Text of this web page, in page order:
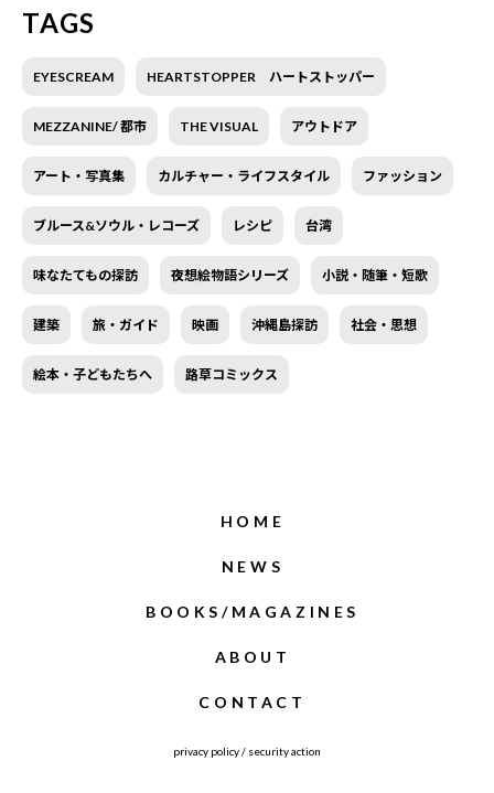
TAGS
EYESCREAM HEARTSTOPPER ハートストッパー
MEZZANINE/ 都市 THE VISUAL アウトドア
アート・写真集 カルチャー・ライフスタイル ファッション
ブルース&ソウル・レコーズ レシピ 台湾
味なたてもの探訪 夜想絵物語シリーズ 小説・随筆・短歌
建築 旅・ガイド 映画 沖縄島探訪 社会・思想
絵本・子どもたちへ 路草コミックス
HOME
NEWS
BOOKS/MAGAZINES
ABOUT
CONTACT
privacy policy/ security action